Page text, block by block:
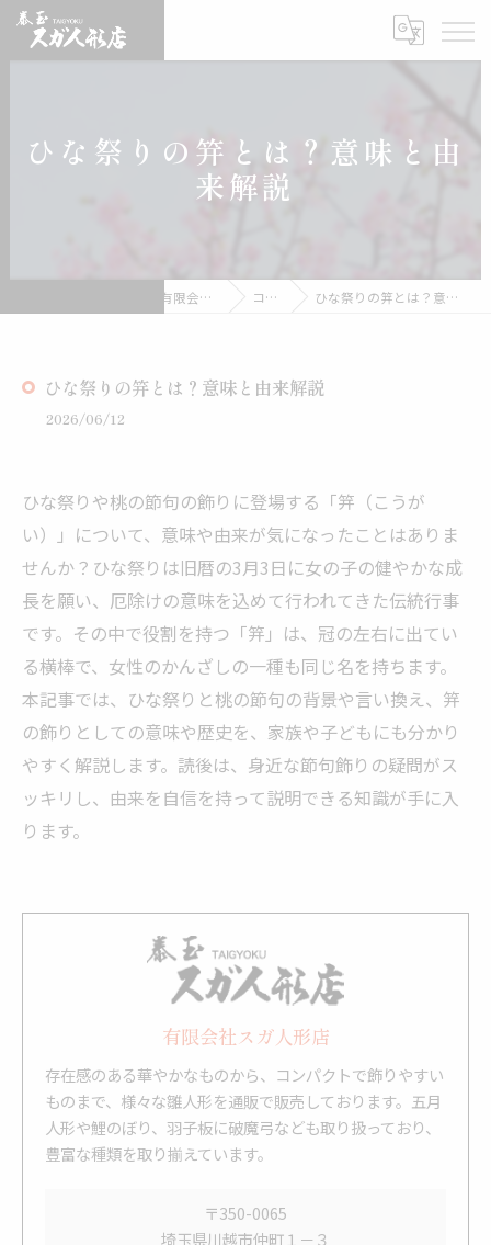
ひな祭りの笄とは？意味と由
来解説
雛人形の通販なら有限会社スガ人形店 コラム ひな祭りの笄とは？意味と由来解説
ひな祭りの笄とは？意味と由来解説
2026/06/12
ひな祭りや桃の節句の飾りに登場する「笄（こうが
い）」について、意味や由来が気になったことはありま
せんか？ひな祭りは旧暦の3月3日に女の子の健やかな成
長を願い、厄除けの意味を込めて行われてきた伝統行事
です。その中で役割を持つ「笄」は、冠の左右に出てい
る横棒で、女性のかんざしの一種も同じ名を持ちます。
本記事では、ひな祭りと桃の節句の背景や言い換え、笄
の飾りとしての意味や歴史を、家族や子どもにも分かり
やすく解説します。読後は、身近な節句飾りの疑問がス
ッキリし、由来を自信を持って説明できる知識が手に入
ります。
有限会社スガ人形店
存在感のある華やかなものから、コンパクトで飾りやすい
ものまで、様々な雛人形を通販で販売しております。五月
人形や鯉のぼり、羽子板に破魔弓なども取り扱っており、
豊富な種類を取り揃えています。
〒350-0065
埼玉県川越市仲町１－３